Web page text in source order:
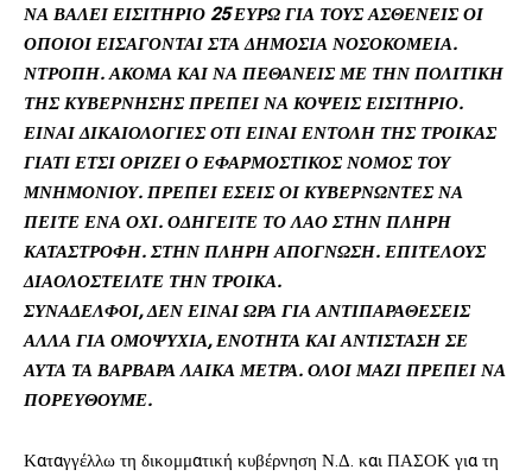
ΝΑ ΒΑΛΕΙ ΕΙΣΙΤΗΡΙΟ 25 ΕΥΡΩ ΓΙΑ ΤΟΥΣ ΑΣΘΕΝΕΙΣ ΟΙ
ΟΠΟΙΟΙ ΕΙΣΑΓΟΝΤΑΙ ΣΤΑ ΔΗΜΟΣΙΑ ΝΟΣΟΚΟΜΕΙΑ.
ΝΤΡΟΠΗ. ΑΚΟΜΑ ΚΑΙ ΝΑ ΠΕΘΑΝΕΙΣ ΜΕ ΤΗΝ ΠΟΛΙΤΙΚΗ
ΤΗΣ ΚΥΒΕΡΝΗΣΗΣ ΠΡΕΠΕΙ ΝΑ ΚΟΨΕΙΣ ΕΙΣΙΤΗΡΙΟ.
ΕΙΝΑΙ ΔΙΚΑΙΟΛΟΓΙΕΣ ΟΤΙ ΕΙΝΑΙ ΕΝΤΟΛΗ ΤΗΣ ΤΡΟΙΚΑΣ
ΓΙΑΤΙ ΕΤΣΙ ΟΡΙΖΕΙ Ο ΕΦΑΡΜΟΣΤΙΚΟΣ ΝΟΜΟΣ ΤΟΥ
ΜΝΗΜΟΝΙΟΥ. ΠΡΕΠΕΙ ΕΣΕΙΣ ΟΙ ΚΥΒΕΡΝΩΝΤΕΣ ΝΑ
ΠΕΙΤΕ ΕΝΑ ΟΧΙ. ΟΔΗΓΕΙΤΕ ΤΟ ΛΑΟ ΣΤΗΝ ΠΛΗΡΗ
ΚΑΤΑΣΤΡΟΦΗ. ΣΤΗΝ ΠΛΗΡΗ ΑΠΟΓΝΩΣΗ. ΕΠΙΤΕΛΟΥΣ
ΔΙΑΟΛΟΣΤΕΙΛΤΕ ΤΗΝ ΤΡΟΙΚΑ.
ΣΥΝΑΔΕΛΦΟΙ, ΔΕΝ ΕΙΝΑΙ ΩΡΑ ΓΙΑ ΑΝΤΙΠΑΡΑΘΕΣΕΙΣ
ΑΛΛΑ ΓΙΑ ΟΜΟΨΥΧΙΑ, ΕΝΟΤΗΤΑ ΚΑΙ ΑΝΤΙΣΤΑΣΗ ΣΕ
ΑΥΤΑ ΤΑ ΒΑΡΒΑΡΑ ΛΑΙΚΑ ΜΕΤΡΑ. ΟΛΟΙ ΜΑΖΙ ΠΡΕΠΕΙ ΝΑ
ΠΟΡΕΥΘΟΥΜΕ.
Καταγγέλλω τη δικομματική κυβέρνηση Ν.Δ. και ΠΑΣΟΚ για τη